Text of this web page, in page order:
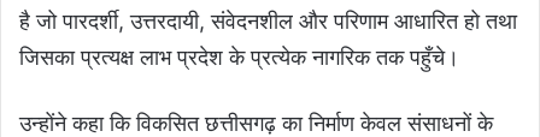
है जो पारदर्शी, उत्तरदायी, संवेदनशील और परिणाम आधारित हो तथा
जिसका प्रत्यक्ष लाभ प्रदेश के प्रत्येक नागरिक तक पहुँचे।
उन्होंने कहा कि विकसित छत्तीसगढ़ का निर्माण केवल संसाधनों के